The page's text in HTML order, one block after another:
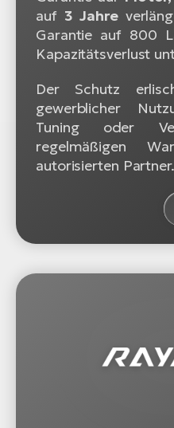
auf 3 Jahre
Garantie auf 800
Kapazitätsverlust
Der Schutz
gewerblicher
Tuning oder
regelmäßigen
autorisierten Partner.